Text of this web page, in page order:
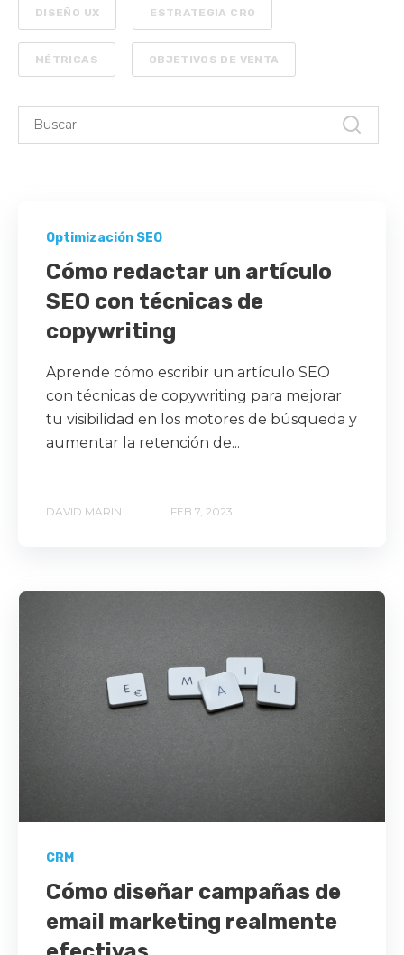
DISEÑO UX ESTRATEGIA CRO
MÉTRICAS OBJETIVOS DE VENTA
Optimización SEO
Cómo redactar un artículo
SEO con técnicas de
copywriting
Aprende cómo escribir un artículo SEO
con técnicas de copywriting para mejorar
tu visibilidad en los motores de búsqueda y
aumentar la retención de...
DAVID MARIN FEB 7, 2023
CRM
Cómo diseñar campañas de
email marketing realmente